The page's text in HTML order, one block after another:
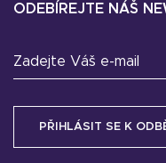
ODEBÍREJTE NÁŠ
Zadejte Váš e-mail